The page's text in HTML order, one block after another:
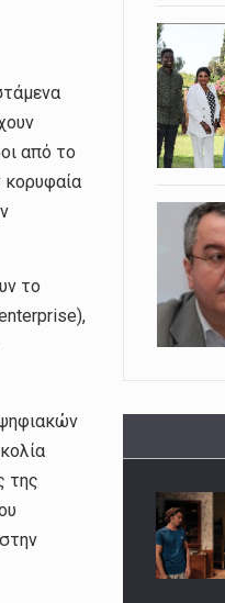
από το
κορυφαία
το
της